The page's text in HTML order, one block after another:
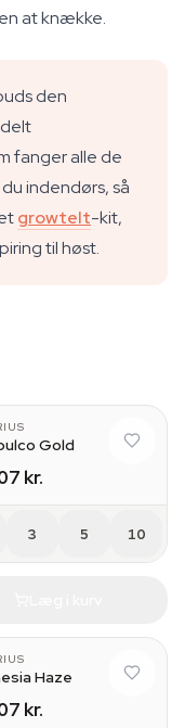
at knække.
den
fanger alle de
indendørs, så
growtelt-kit,
til høst.
Gold
kr.
3 5 10
Haze
kr.